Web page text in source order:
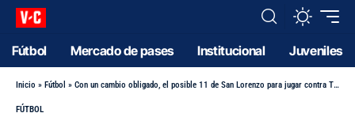
Fútbol Mercado de pases Institucional Juveniles
Inicio » Fútbol » Con un cambio obligado, el posible 11 de San Lorenzo para jugar contra Tigre
FÚTBOL